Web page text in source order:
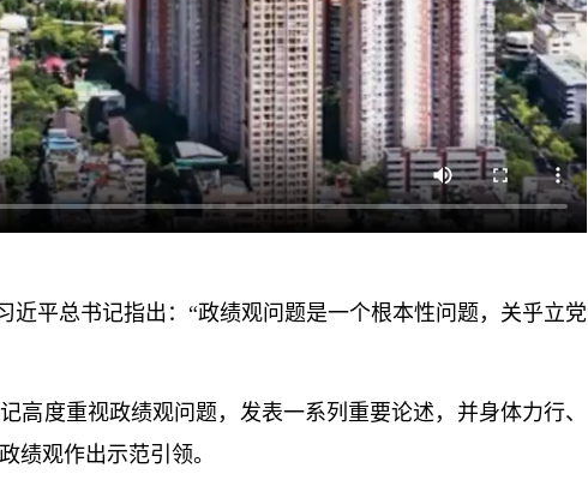
近平总书记指出：“政绩观问题是一个根本性问题，关乎立党
高度重视政绩观问题，发表一系列重要论述，并身体力行、
绩观作出示范引领。